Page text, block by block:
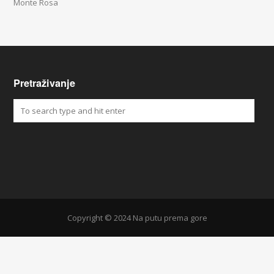
Monte Rosa
Pretraživanje
Copyright © 2024 Na putu prema gore